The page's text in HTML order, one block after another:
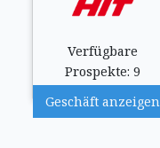
Verfügbare
Prospekte: 9
Geschäft anzeigen